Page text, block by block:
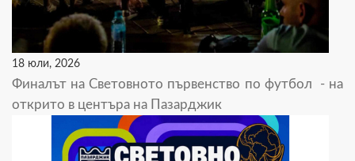
18 юли, 2026
Финалът на Световното първенство по футбол - на
открито в центъра на Пазарджик